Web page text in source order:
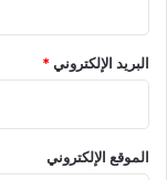
البريد الإلكتروني*
الموقع الإلكتروني